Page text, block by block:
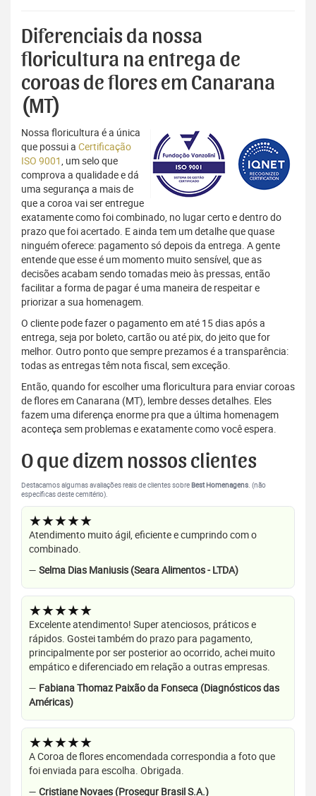
Diferenciais da nossa
floricultura na entrega de
coroas de flores em Canarana
(MT)
Nossa floricultura é a única
que possui a Certificação
ISO 9001, um selo que
comprova a qualidade e dá
uma segurança a mais de
que a coroa vai ser entregue
exatamente como foi combinado, no lugar certo e dentro do
prazo que foi acertado. E ainda tem um detalhe que quase
ninguém oferece: pagamento só depois da entrega. A gente
entende que esse é um momento muito sensível, que as
decisões acabam sendo tomadas meio às pressas, então
facilitar a forma de pagar é uma maneira de respeitar e
priorizar a sua homenagem.
O cliente pode fazer o pagamento em até 15 dias após a
entrega, seja por boleto, cartão ou até pix, do jeito que for
melhor. Outro ponto que sempre prezamos é a transparência:
todas as entregas têm nota fiscal, sem exceção.
Então, quando for escolher uma floricultura para enviar coroas
de flores em Canarana (MT), lembre desses detalhes. Eles
fazem uma diferença enorme pra que a última homenagem
aconteça sem problemas e exatamente como você espera.
O que dizem nossos clientes
Destacamos algumas avaliações reais de clientes sobre Best Homenagens. (não
específicas deste cemitério).
★★★★★
Atendimento muito ágil, eficiente e cumprindo com o
combinado.
— Selma Dias Maniusis (Seara Alimentos - LTDA)
★★★★★
Excelente atendimento! Super atenciosos, práticos e
rápidos. Gostei também do prazo para pagamento,
principalmente por ser posterior ao ocorrido, achei muito
empático e diferenciado em relação a outras empresas.
— Fabiana Thomaz Paixão da Fonseca (Diagnósticos das
Américas)
★★★★★
A Coroa de flores encomendada correspondia a foto que
foi enviada para escolha. Obrigada.
— Cristiane Novaes (Prosegur Brasil S.A.)